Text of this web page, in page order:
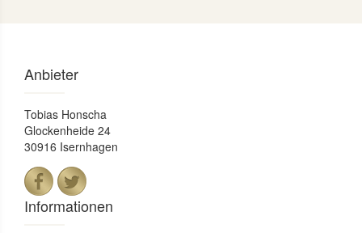
Anbieter
Tobias Honscha
Glockenheide 24
30916 Isernhagen
Informationen